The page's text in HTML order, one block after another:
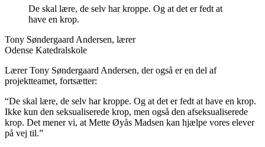
De skal lære, de selv har kroppe. Og at det er fedt at
have en krop.
Tony Søndergaard Andersen, lærer
Odense Katedralskole
Lærer Tony Søndergaard Andersen, der også er en del af
projektteamet, fortsætter:
“De skal lære, de selv har kroppe. Og at det er fedt at have en krop.
Ikke kun den seksualiserede krop, men også den afseksualiserede
krop. Det mener vi, at Mette Øyås Madsen kan hjælpe vores elever
på vej til.”